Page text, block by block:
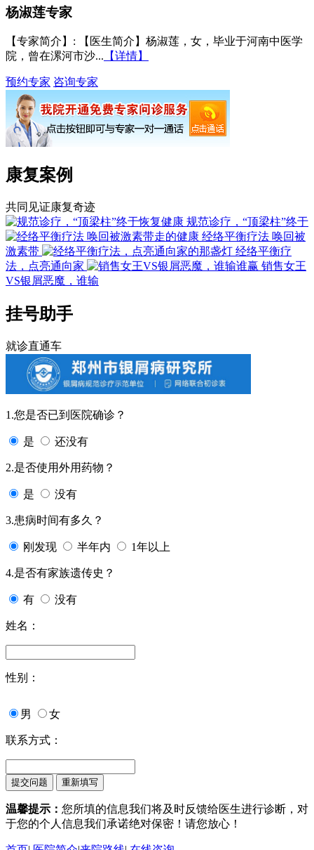
杨淑莲专家
【专家简介】 : 【医生简介】杨淑莲，女，毕业于河南中医学
院，曾在漯河市沙... 【详情】
预约专家 咨询专家
康复案例
共同见证康复奇迹
规范诊疗，“顶梁柱”终于
经络平衡疗法 唤回被
激素带
经络平衡疗
法，点亮通向家
销售女王
VS银屑恶魔，谁输
挂号助手
就诊直通车
1.您是否已到医院确诊？
是 还没有
2.是否使用外用药物？
是 没有
3.患病时间有多久？
刚发现 半年内 1年以上
4.是否有家族遗传史？
有 没有
姓名：
性别：
男 女
联系方式：
温馨提示： 您所填的信息我们将及时反馈给医生进行诊断，对
于您的个人信息我们承诺绝对保密！请您放心！